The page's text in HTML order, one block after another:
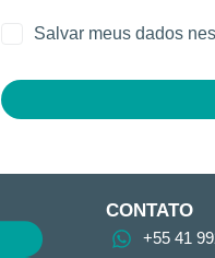
Salvar meus dados
CONTATO
+55 41